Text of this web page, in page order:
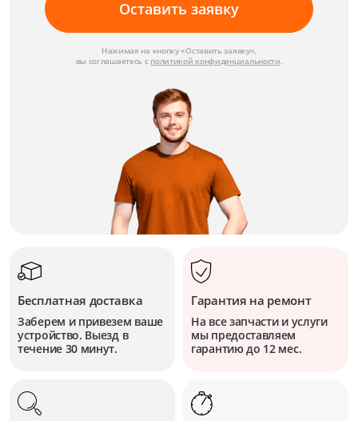
Оставить заявку
Нажимая на кнопку «Оставить заявку»,
вы соглашаетесь с политикой конфиденциальности.
Бесплатная доставка
Заберем и привезем ваше
устройство. Выезд в
течение 30 минут.
Гарантия на ремонт
На все запчасти и услуги
мы предоставляем
гарантию до 12 мес.